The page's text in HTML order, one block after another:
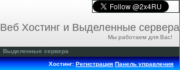
Веб Хостинг и Выделенные сервера
Мы работаем для Вас!
Выделенные сервера
Хостинг:Регистрация Панель управления